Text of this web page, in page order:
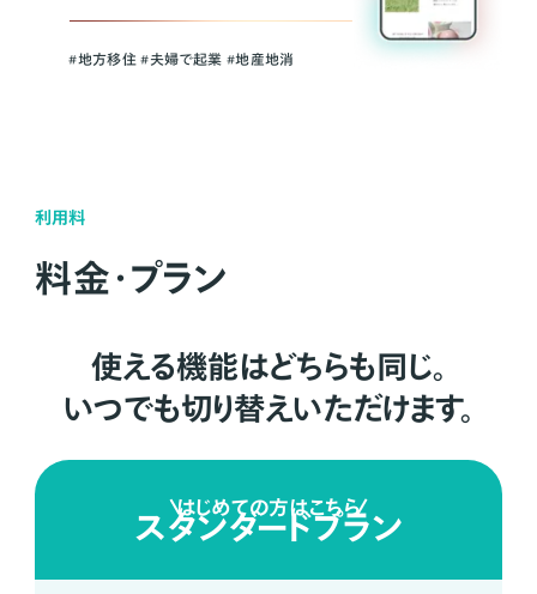
#地方移住 #夫婦で起業 #地産地消
利用料
料金・プラン
使える機能はどちらも同じ。
いつでも切り替えいただけます。
はじめての方はこちら
スタンダードプラン